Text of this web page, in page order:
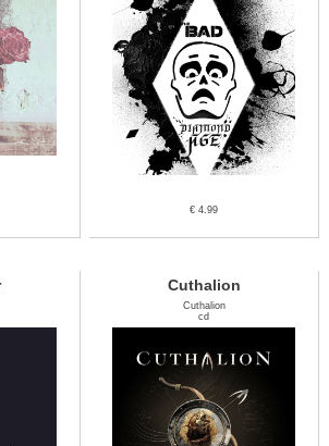
€ 4.99
Cuthalion
Cuthalion
cd